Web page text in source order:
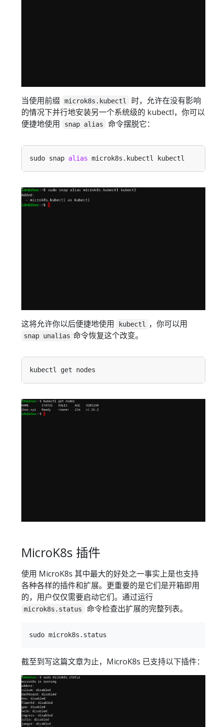
当使用前缀 microk8s.kubectl
时，允许在没有影响
的情况下并行地安装另一个系统级的 kubectl，你可以
便捷地使用
snap alias 命令摆脱它：
sudo snap alias
这将允许你以后便捷地使用 kubectl ，你可以用
snap unalias 命令恢复这个改变。
MicroK8s 插件
使用 MicroK8s 其中最大的好处之一事实上是也支持
各种各样的插件和扩展。更重要的是它们是开箱即用
的，用户仅仅需要启动它们。通过运行
microk8s.status 命令检查出扩展的完整列表。
截至到写这篇文章为止，MicroK8s 已支持以下插件：